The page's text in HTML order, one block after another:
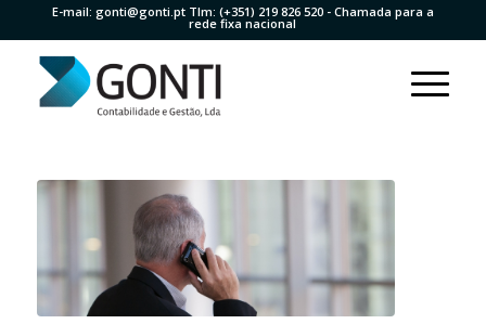
E-mail: gonti@gonti.ptTlm: (+351) 219 826 520- Chamada para a
rede fixa nacional